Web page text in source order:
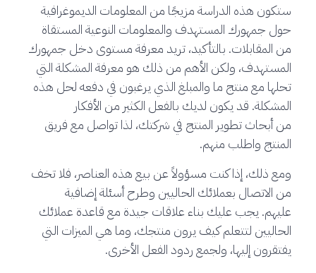
ستكون هذه الدراسة مزيجًا من المعلومات الديموغرافية
حول جمهورك المستهدف والمعلومات النوعية المستقاة
من المقابلات. بالتأكيد، تريد معرفة مستوى دخل جمهورك
المستهدف، ولكن الأهم من ذلك هو معرفة المشكلة التي
تحلها مع منتج ما والمبلغ الذي يرغبون في دفعه لحل هذه
المشكلة. قد يكون لديك بالفعل الكثير من الأفكار
من أبحاث تطوير المنتج في شركتك، لذا تواصل مع فريق
المنتج واطلب منهم.
ومع ذلك، إذا كنت مسؤولاً عن بيع هذه العناصر، فلا تخف
من الاتصال بعملائك الحاليين وطرح أسئلة إضافية
عليهم. يجب عليك بناء علاقات جيدة مع قاعدة عملائك
الحاليين لتتعلم كيف يرون منتجك، وما هي الميزات التي
يفتقرون إليها، ولجمع ردود الفعل الأخرى.